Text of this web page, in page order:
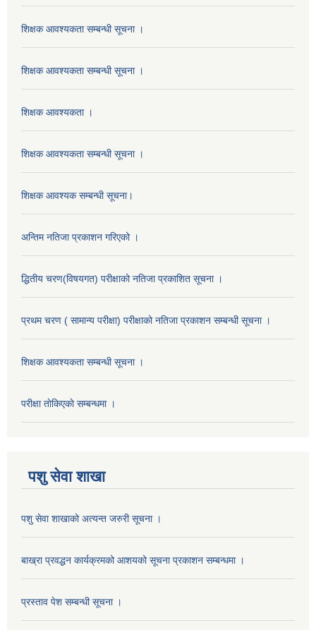
शिक्षक आवश्यकता सम्बन्धी सूचना ।
शिक्षक आवश्यकता सम्बन्धी सूचना ।
शिक्षक आवश्यकता ।
शिक्षक आवश्यकता सम्बन्धी सूचना ।
शिक्षक आवश्यक सम्बन्धी सूचना।
अन्तिम नतिजा प्रकाशन गरिएको ।
द्धितीय चरण(विषयगत) परीक्षाको नतिजा प्रकाशित सूचना ।
प्रथम चरण ( सामान्य परीक्षा) परीक्षाको नतिजा प्रकाशन सम्बन्धी सूचना ।
शिक्षक आवश्यकता सम्बन्धी सूचना ।
परीक्षा ताेकिएकाे सम्बन्धमा ।
पशु सेवा शाखा
पशु सेवा शाखाको अत्यन्त जरुरी सूचना ।
बाख्रा प्रवद्धन कार्यक्रमको आशयको सूचना प्रकाशन सम्बन्धमा ।
प्रस्ताव पेश सम्बन्धी सूचना ।